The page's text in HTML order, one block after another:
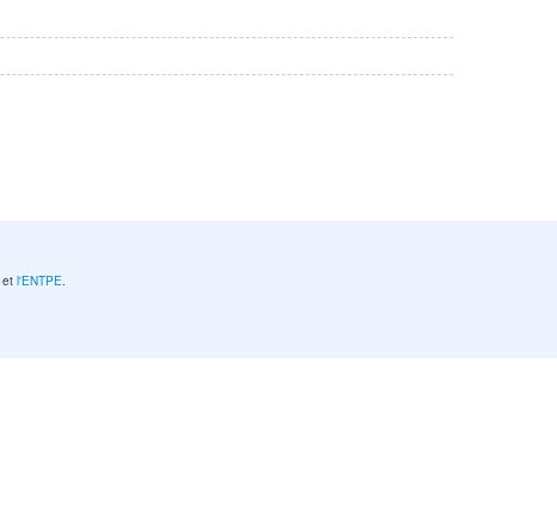
etl'ENTPE.